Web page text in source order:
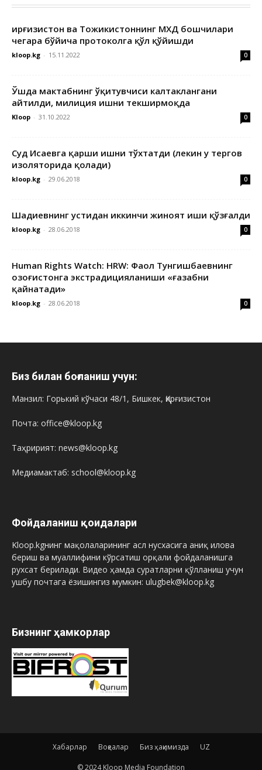
Қирғизистон ва Тожикистоннинг МХДҚ бошчилари
чегара бўйича протоколга қўл қўйишди
kloop.kg - 15.11.2022 0
Ўшда мактабнинг ўқитувчиси калтаклангани
айтилди, милиция ишни текширмоқда
Kloop - 31.10.2022 0
Суд Исаевга қарши ишни тўхтатди (лекин у тергов
изоляторида қолади)
kloop.kg - 29.06.2018 0
Шадиевнинг устидан иккинчи жиноят иши қўзғалди
kloop.kg - 28.06.2018 0
Human Rights Watch: HRW: Фаол Тунгишбаевнинг
Қозоғистонга экстрадицияланиши «ғазабни
қайнатади»
kloop.kg - 28.06.2018 0
Биз билан боғланиш учун:
Манзил: Горький кўчаси 48/1, Бишкек, Қирғизистон
Почта: office@kloop.kg
Таҳририят: news@kloop.kg
Медиамактаб: school@kloop.kg
Фойдаланиш қоидалари
Kloop.kgнинг мақолаларининг асл нусхасига аниқ илова
бериш ва муаллифини кўрсатиш орқали фойдаланишга
рухсат берилади. Видео ҳамда суратларни қўлланиш учун
ушбу почтага ёзишингиз мумкин: ulugbek@kloop.kg
Бизнинг ҳамкорлар
Хабарлар Воқеалар Биз ҳақимизда UZ
© 2024 Kloop Media Foundation